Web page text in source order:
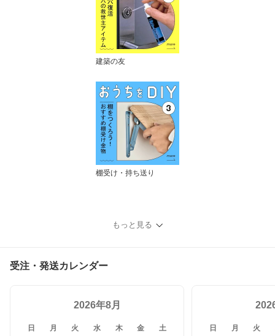
建築の友
棚受け・持ち送り
もっと見る
受注・発送カレンダー
2026年8月
日 月 火 水 木 金 土 日 月 火